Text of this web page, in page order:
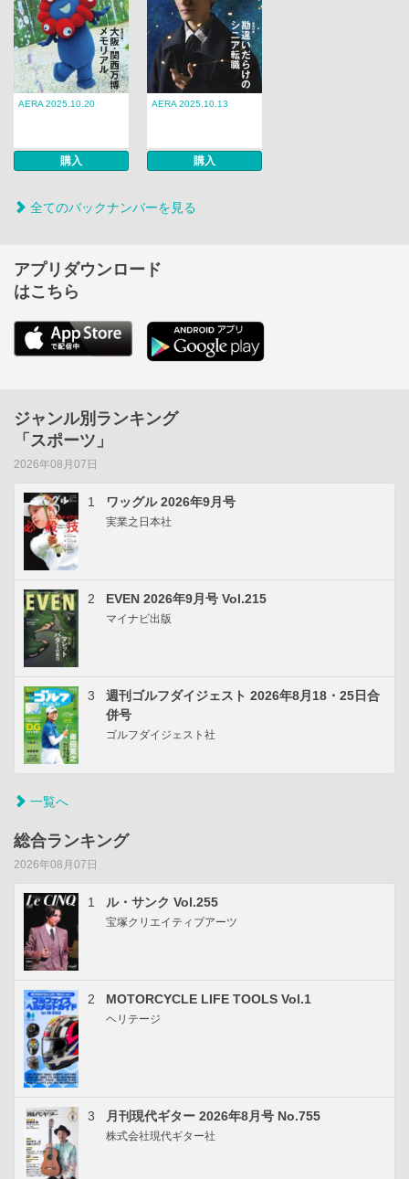
AERA 2025.10.20
購入
AERA 2025.10.13
購入
全てのバックナンバーを見る
アプリダウンロード
はこちら
ジャンル別ランキング
「スポーツ」
2026年08月07日
1 ワッグル 2026年9月号
実業之日本社
2 EVEN 2026年9月号 Vol.215
マイナビ出版
3
週刊ゴルフダイジェスト 2026年8月18・25日合
併号
ゴルフダイジェスト社
一覧へ
総合ランキング
2026年08月07日
1 ル・サンク Vol.255
宝塚クリエイティブアーツ
2 MOTORCYCLE LIFE TOOLS Vol.1
ヘリテージ
3 月刊現代ギター 2026年8月号 No.755
株式会社現代ギター社